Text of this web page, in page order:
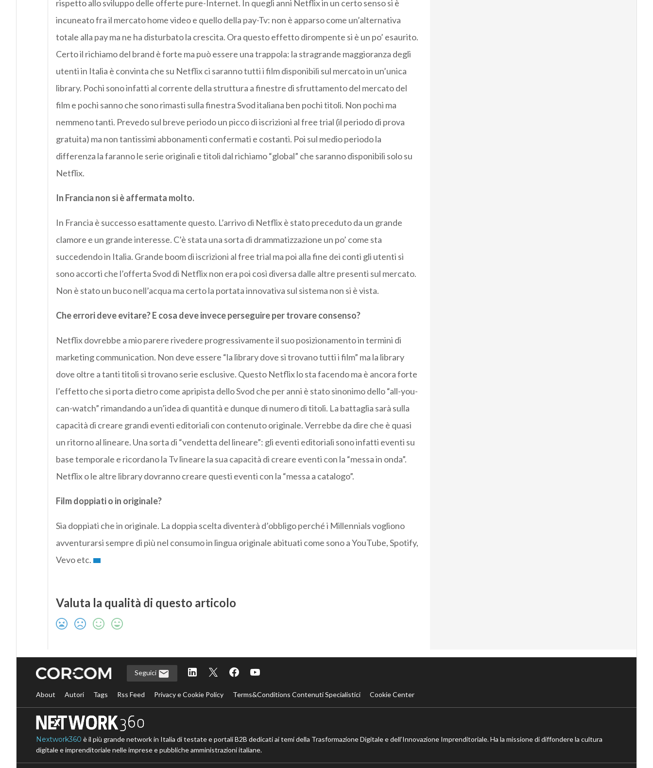
rispetto allo sviluppo delle offerte pure-Internet. In quegli anni Netflix in un certo senso si è
incuneato fra il mercato home video e quello della pay-Tv: non è apparso come un’alternativa
totale alla pay ma ne ha disturbato la crescita. Ora questo effetto dirompente si è un po’ esaurito.
Certo il richiamo del brand è forte ma può essere una trappola: la stragrande maggioranza degli
utenti in Italia è convinta che su Netflix ci saranno tutti i film disponibili sul mercato in un’unica
library. Pochi sono infatti al corrente della struttura a finestre di sfruttamento del mercato del
film e pochi sanno che sono rimasti sulla finestra Svod italiana ben pochi titoli. Non pochi ma
nemmeno tanti. Prevedo sul breve periodo un picco di iscrizioni al free trial (il periodo di prova
gratuita) ma non tantissimi abbonamenti confermati e costanti. Poi sul medio periodo la
differenza la faranno le serie originali e titoli dal richiamo “global” che saranno disponibili solo su
Netflix.
In Francia non si è affermata molto.
In Francia è successo esattamente questo. L’arrivo di Netflix è stato preceduto da un grande
clamore e un grande interesse. C’è stata una sorta di drammatizzazione un po’ come sta
succedendo in Italia. Grande boom di iscrizioni al free trial ma poi alla fine dei conti gli utenti si
sono accorti che l’offerta Svod di Netflix non era poi così diversa dalle altre presenti sul mercato.
Non è stato un buco nell’acqua ma certo la portata innovativa sul sistema non si è vista.
Che errori deve evitare? E cosa deve invece perseguire per trovare consenso?
Netflix dovrebbe a mio parere rivedere progressivamente il suo posizionamento in termini di
marketing communication. Non deve essere “la library dove si trovano tutti i film” ma la library
dove oltre a tanti titoli si trovano serie esclusive. Questo Netflix lo sta facendo ma è ancora forte
l’effetto che si porta dietro come apripista dello Svod che per anni è stato sinonimo dello “all-you-
can-watch” rimandando a un’idea di quantità e dunque di numero di titoli. La battaglia sarà sulla
capacità di creare grandi eventi editoriali con contenuto originale. Verrebbe da dire che è quasi
un ritorno al lineare. Una sorta di “vendetta del lineare”: gli eventi editoriali sono infatti eventi su
base temporale e ricordano la Tv lineare la sua capacità di creare eventi con la “messa in onda”.
Netflix o le altre library dovranno creare questi eventi con la “messa a catalogo”.
Film doppiati o in originale?
Sia doppiati che in originale. La doppia scelta diventerà d’obbligo perché i Millennials vogliono
avventurarsi sempre di più nel consumo in lingua originale abituati come sono a YouTube, Spotify,
Vevo etc.
Valuta la qualità di questo articolo
Seguici
About Autori Tags Rss Feed Privacy e Cookie Policy Terms&Conditions Contenuti Specialistici Cookie Center
Nextwork360 è il più grande network in Italia di testate e portali B2B dedicati ai temi della Trasformazione Digitale e dell’Innovazione Imprenditoriale. Ha la missione di diffondere la cultura
digitale e imprenditoriale nelle imprese e pubbliche amministrazioni italiane.